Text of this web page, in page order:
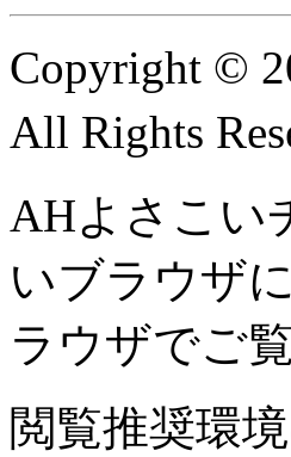
Copyright ©
All Rights
AHよさこい
いブラウザ
ラウザでご
閲覧推奨環